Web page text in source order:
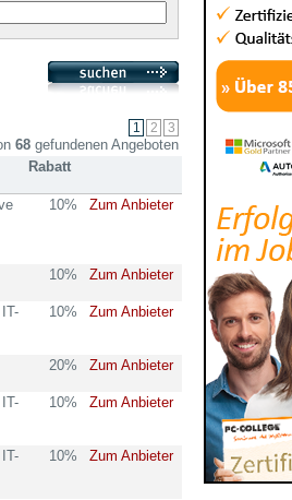
68 gefundenen Angeboten
Rabatt
10% Zum Anbieter
10% Zum Anbieter
10% Zum Anbieter
20% Zum Anbieter
10% Zum Anbieter
10% Zum Anbieter